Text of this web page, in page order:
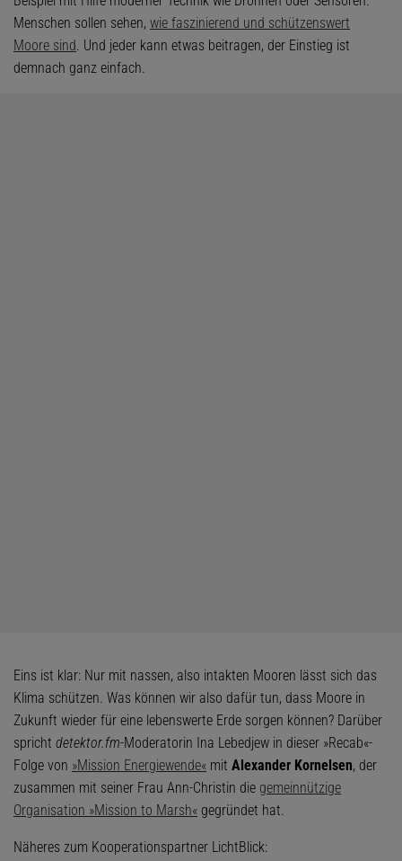
Menschen sollen sehen, wie faszinierend und schützenswert
Moore sind. Und jeder kann etwas beitragen, der Einstieg ist
demnach ganz einfach.
Eins ist klar: Nur mit nassen, also intakten Mooren lässt sich das
Klima schützen. Was können wir also dafür tun, dass Moore in
Zukunft wieder für eine lebenswerte Erde sorgen können? Darüber
spricht detektor.fm-Moderatorin Ina Lebedjew in dieser »Recab«-
Folge von »Mission Energiewende« mit Alexander Kornelsen, der
zusammen mit seiner Frau Ann-Christin die gemeinnützige
Organisation »Mission to Marsh« gegründet hat.
Näheres zum Kooperationspartner LichtBlick: